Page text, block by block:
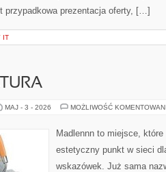
przypadkowa prezentacja oferty, […]
IT
MAJ - 3 - 2026 MOŻLIWOŚĆ
Madlennn to miejsce,
estetyczny punkt w sieci
wskazówek. Już sama